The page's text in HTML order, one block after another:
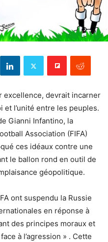
excellence, devrait incarner
et l’unité entre les peuples.
Gianni Infantino, la
Association (FIFA)
ces idéaux contre une
le ballon rond en outil de
géopolitique.
ont suspendu la Russie
en réponse à
des principes moraux et
à l’agression » . Cette